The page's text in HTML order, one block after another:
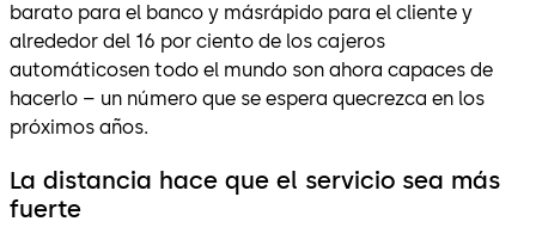
barato para el banco y másrápido para el cliente y
alrededor del 16 por ciento de los cajeros
automáticosen todo el mundo son ahora capaces de
hacerlo – un número que se espera quecrezca en los
próximos años.
La distancia hace que el servicio sea más
fuerte